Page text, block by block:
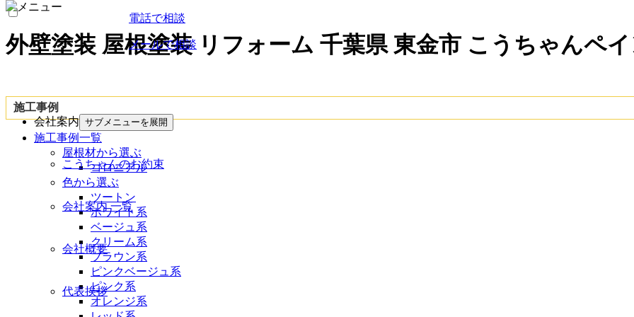
外壁塗装 屋根塗装 リフォーム 千葉県 東金市 こうちゃんペ
会社案内 サブメニューを展開
こうちゃんのお約束
会社案内 一覧
会社概要
代表挨拶
施工事例
施工事例一覧
屋根材から選ぶ
コロニアル
色から選ぶ
ツートン
ホワイト系
ベージュ系
クリーム系
ブラウン系
ピンクベージュ系
ピンク系
オレンジ系
電話で相談
メールで相談